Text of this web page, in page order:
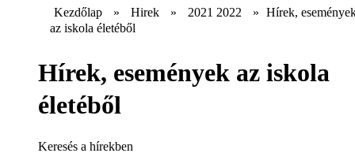
Kezdőlap » Hirek » 2021 2022 » Hírek,
az iskola életéből
Hírek, események az iskola
életéből
Keresés a hírekben